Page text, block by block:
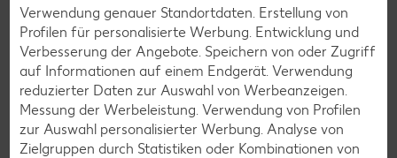
Verwendung genauer Standortdaten. Erstellung von
Profilen für personalisierte Werbung. Entwicklung und
Verbesserung der Angebote. Speichern von oder Zugriff
auf Informationen auf einem Endgerät. Verwendung
reduzierter Daten zur Auswahl von Werbeanzeigen.
Messung der Werbeleistung. Verwendung von Profilen
zur Auswahl personalisierter Werbung. Analyse von
Zielgruppen durch Statistiken oder Kombinationen von